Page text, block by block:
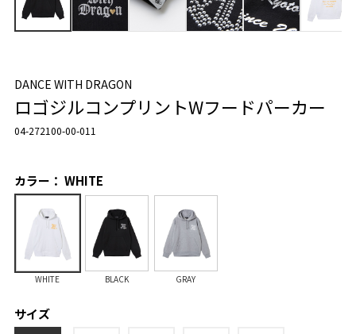
DANCE WITH DRAGON
ロゴジルコンプリントWフードパーカー
04-272100-00-011
カラー： WHITE
WHITE BLACK GRAY
サイズ